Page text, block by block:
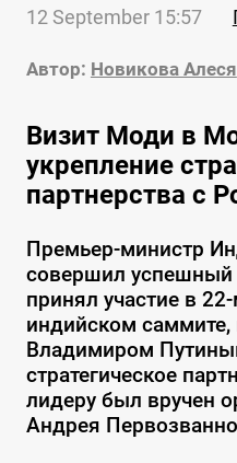
12 September 15:57
Автор: Новикова Алеся
Визит Моди в
укрепление
партнерства с
Премьер-министр
совершил успешный
принял участие в
индийском
Владимиром
стратегическое
лидеру был вручен
Андрея